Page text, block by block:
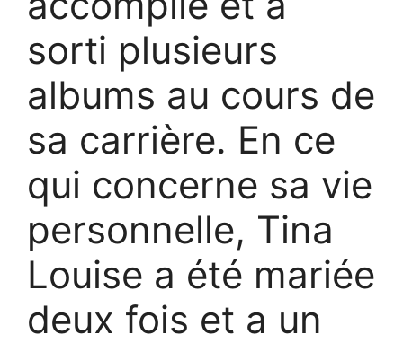
sorti plusieurs
albums au cours de
sa carrière. En ce
qui concerne sa vie
personnelle, Tina
Louise a été mariée
deux fois et a un